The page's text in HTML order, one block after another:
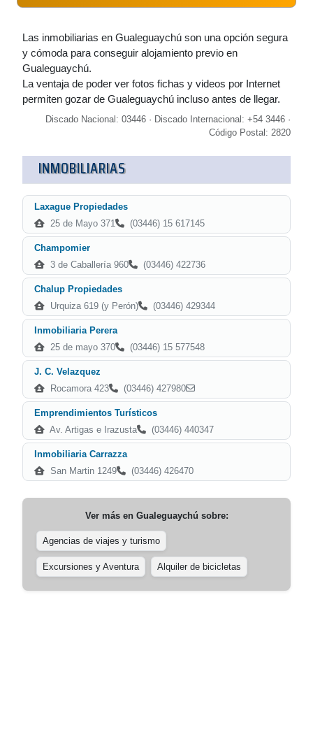
Las inmobiliarias en Gualeguaychú son una opción segura
y cómoda para conseguir alojamiento previo en
Gualeguaychú.
La ventaja de poder ver fotos fichas y videos por Internet
permiten gozar de Gualeguaychú incluso antes de llegar.
Discado Nacional: 03446 · Discado Internacional: +54 3446 ·
Código Postal: 2820
INMOBILIARIAS
Laxague Propiedades
25 de Mayo 371
(03446) 15 617145
Champomier
3 de Caballería 960
(03446) 422736
Chalup Propiedades
Urquiza 619 (y Perón)
(03446) 429344
Inmobiliaria Perera
25 de mayo 370
(03446) 15 577548
J. C. Velazquez
Rocamora 423
(03446) 427980
Emprendimientos Turísticos
Av. Artigas e Irazusta
(03446) 440347
Inmobiliaria Carrazza
San Martin 1249
(03446) 426470
Ver más en Gualeguaychú sobre:
Agencias de viajes y turismo
Excursiones y Aventura Alquiler de bicicletas